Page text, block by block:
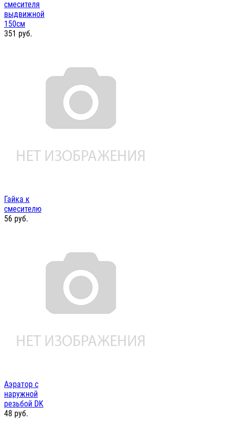
смесителя
выдвижной
150см
351 руб.
Гайка к
смесителю
56 руб.
Аэратор с
наружной
резьбой DK
48 руб.